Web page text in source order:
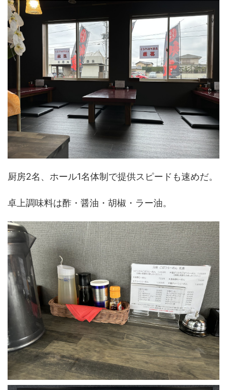
厨房2名、ホール1名体制で提供スピードも速めだ。
卓上調味料は酢・醤油・胡椒・ラー油。